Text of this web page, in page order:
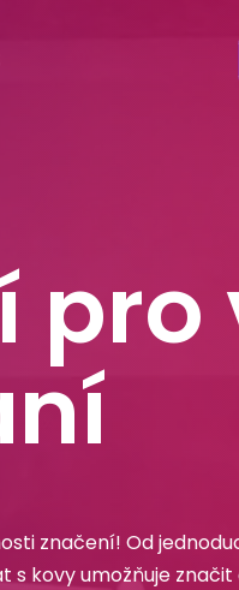
pro
značení! Od
kovy umožňuje značit